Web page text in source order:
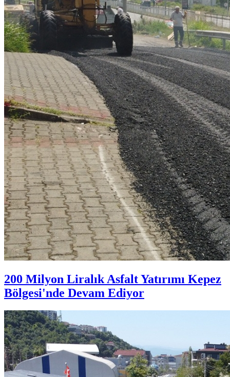
200 Milyon Liralık Asfalt Yatırımı Kepez
Bölgesi'nde Devam Ediyor